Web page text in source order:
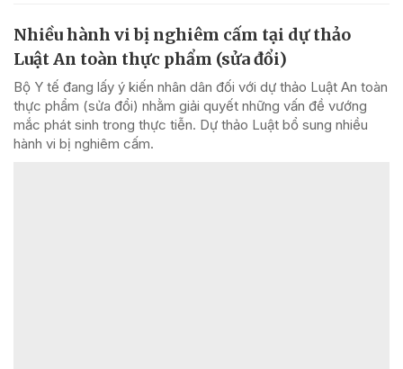
Nhiều hành vi bị nghiêm cấm tại dự thảo
Luật An toàn thực phẩm (sửa đổi)
Bộ Y tế đang lấy ý kiến nhân dân đối với dự thảo Luật An toàn
thực phẩm (sửa đổi) nhằm giải quyết những vấn đề vướng
mắc phát sinh trong thực tiễn. Dự thảo Luật bổ sung nhiều
hành vi bị nghiêm cấm.